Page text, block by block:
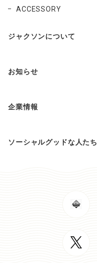
ACCESSORY
ジャクソンについて
お知らせ
企業情報
ソーシャルグッドな人たち